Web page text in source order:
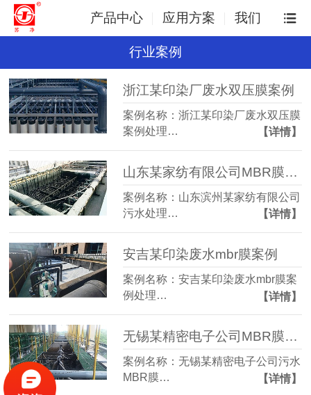
产品中心 应用方案 我们
行业案例
浙江某印染厂废水双压膜案例
案例名称：浙江某印染厂废水双压膜
案例处理…
【详情】
山东某家纺有限公司MBR膜案例
案例名称：山东滨州某家纺有限公司
污水处理…
【详情】
安吉某印染废水mbr膜案例
案例名称：安吉某印染废水mbr膜案
例处理…
【详情】
无锡某精密电子公司MBR膜案例
案例名称：无锡某精密电子公司污水
MBR膜…
【详情】